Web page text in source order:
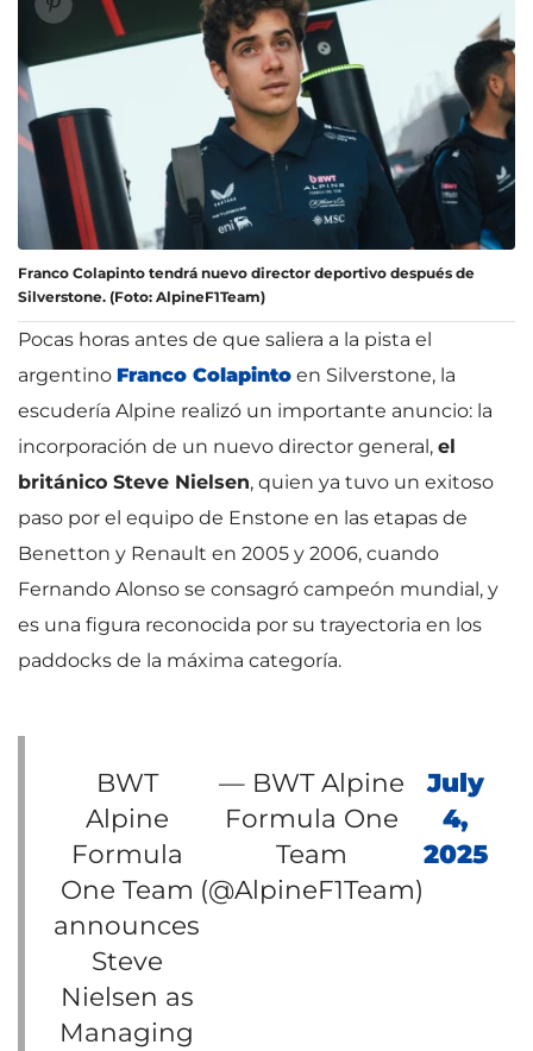
Franco Colapinto tendrá nuevo director deportivo después de
Silverstone. (Foto: AlpineF1Team)
Pocas horas antes de que saliera a la pista el
argentino Franco Colapinto en Silverstone, la
escudería Alpine realizó un importante anuncio: la
incorporación de un nuevo director general, el
británico Steve Nielsen, quien ya tuvo un exitoso
paso por el equipo de Enstone en las etapas de
Benetton y Renault en 2005 y 2006, cuando
Fernando Alonso se consagró campeón mundial, y
es una figura reconocida por su trayectoria en los
paddocks de la máxima categoría.
BWT
Alpine
Formula
One Team
announces
Steve
Nielsen as
Managing
— BWT Alpine
Formula One
Team
(@AlpineF1Team)
July
4,
2025